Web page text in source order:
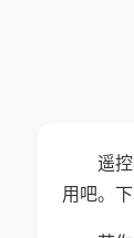
遥
用吧。